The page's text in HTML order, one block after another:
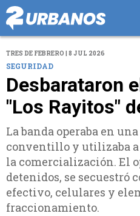
TRES DE FEBRERO | 8 JUL 2026
SEGURIDAD
Desbarataron
"Los Rayitos"
La banda operaba en
conventillo y utilizaba a
la comercialización. El
detenidos, se secuestró
efectivo, celulares y
fraccionamiento.